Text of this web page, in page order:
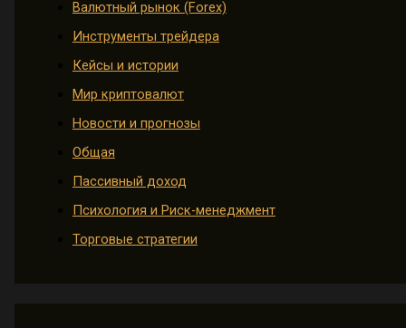
Валютный рынок (Forex)
Инструменты трейдера
Кейсы и истории
Мир криптовалют
Новости и прогнозы
Общая
Пассивный доход
Психология и Риск-менеджмент
Торговые стратегии